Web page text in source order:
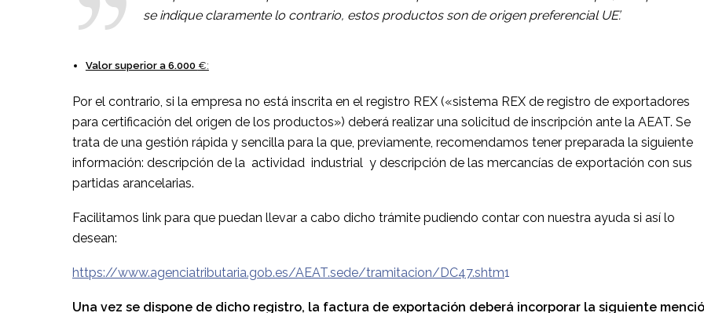
se indique claramente lo contrario, estos productos son de origen preferencial UE’.
Valor superior a 6.000 €:
Por el contrario, si la empresa no está inscrita en el registro REX («sistema REX de registro de exportadores
para certificación del origen de los productos») deberá realizar una solicitud de inscripción ante la AEAT. Se
trata de una gestión rápida y sencilla para la que, previamente, recomendamos tener preparada la siguiente
información: descripción de la actividad industrial y descripción de las mercancías de exportación con sus
partidas arancelarias.
Facilitamos link para que puedan llevar a cabo dicho trámite pudiendo contar con nuestra ayuda si así lo
desean:
https://www.agenciatributaria.gob.es/AEAT.sede/tramitacion/DC47.shtm1
Una vez se dispone de dicho registro, la factura de exportación deberá incorporar la siguiente